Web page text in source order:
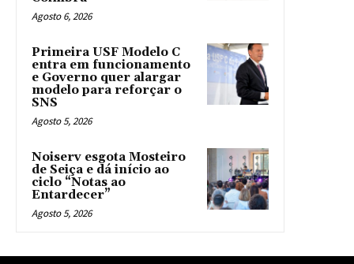
Agosto 6, 2026
Primeira USF Modelo C
entra em funcionamento
e Governo quer alargar
modelo para reforçar o
SNS
Agosto 5, 2026
Noiserv esgota Mosteiro
de Seiça e dá início ao
ciclo “Notas ao
Entardecer”
Agosto 5, 2026